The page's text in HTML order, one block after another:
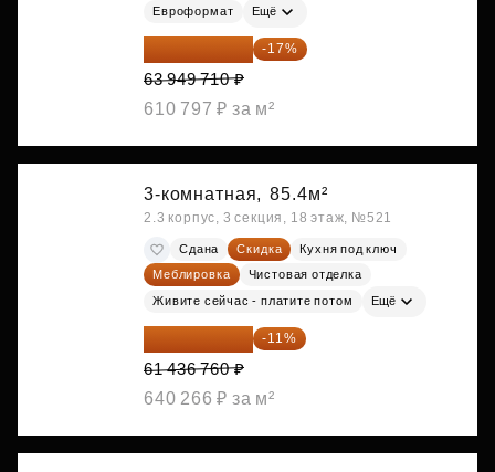
Евроформат Ещё
53 078 259 ₽ -17%
63 949 710 ₽
610 797 ₽ за м²
3-комнатная, 85.4м²
2.3 корпус, 3 секция, 18 этаж, №521
Сдана Скидка
Кухня под ключ
Меблировка
Чистовая отделка
Живите сейчас - платите потом Ещё
54 678 716 ₽ -11%
61 436 760 ₽
640 266 ₽ за м²